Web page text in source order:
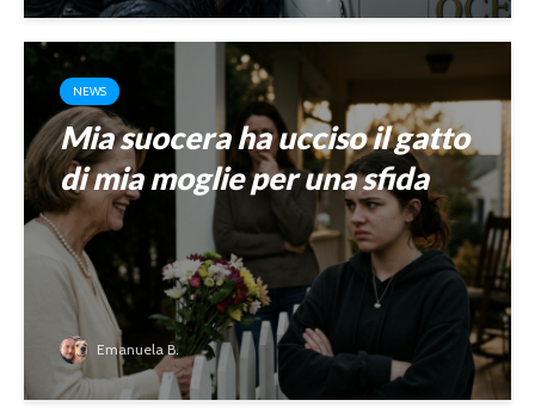
NEWS
Mia suocera ha ucciso il gatto
di mia moglie per una sfida
Emanuela B.